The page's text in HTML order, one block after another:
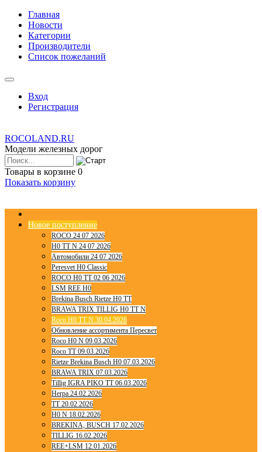
Главная
Новости
Категории
Производители
Список пожеланий
Вход
Регистрация
ROCOLAND.RU
Модели железных дорог
Товары в корзине 0
Показать корзину
Новое поступление
ROCO 24 07 2026
H0 TT N 24 07 2026
Автомобили 24 07 2026
Peresvet H0 Classic
ROCO H0 TT 02 06 2026
LSM REE H0
Brekina Busch Rietze H0 TT
BRAWA TRIX TILLIG H0 TT N
Roco H0 TT N 30.04.2026
Обновление ассортимента Пересвет
Roco H0 N 09.03.2026
Roco TT 09.03.2026
Rietze Brekina Busch H0 07.03.2026
BRAWA TRIX 07.03.2026
Tillig IGRA PIKO TT 06.03.2026
Herpa 24.02.2026
TT 20.02.2026
H0 N 18.02.2026
BREKINA, BUSCH 17.02.2026
TILLIG 16.02.2026
REE+LSM 12.01.2026